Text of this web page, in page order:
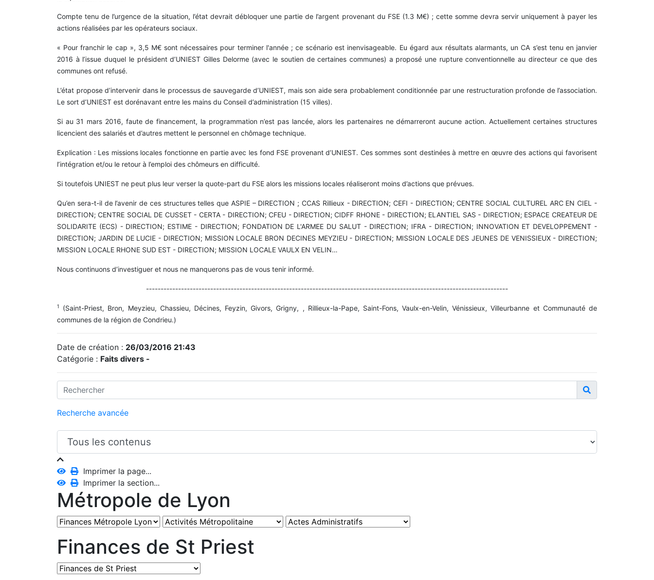
Compte tenu de l’urgence de la situation, l’état devrait débloquer une partie de l’argent provenant du FSE (1.3 M€) ; cette somme devra servir uniquement à payer les
actions réalisées par les opérateurs sociaux.
« Pour franchir le cap », 3,5 M€ sont nécessaires pour terminer l'année ; ce scénario est inenvisageable. Eu égard aux résultats alarmants, un CA s’est tenu en janvier
2016 à l’issue duquel le président d’UNIEST Gilles Delorme (avec le soutien de certaines communes) a proposé une rupture conventionnelle au directeur ce que des
communes ont refusé.
L’état propose d’intervenir dans le processus de sauvegarde d’UNIEST, mais son aide sera probablement conditionnée par une restructuration profonde de l’association.
Le sort d’UNIEST est dorénavant entre les mains du Conseil d’administration (15 villes).
Si au 31 mars 2016, faute de financement, la programmation n’est pas lancée, alors les partenaires ne démarreront aucune action. Actuellement certaines structures
licencient des salariés et d’autres mettent le personnel en chômage technique.
Explication : Les missions locales fonctionne en partie avec les fond FSE provenant d’UNIEST. Ces sommes sont destinées à mettre en œuvre des actions qui favorisent
l’intégration et/ou le retour à l’emploi des chômeurs en difficulté.
Si toutefois UNIEST ne peut plus leur verser la quote-part du FSE alors les missions locales réaliseront moins d’actions que prévues.
Qu’en sera-t-il de l’avenir de ces structures telles que ASPIE – DIRECTION ; CCAS Rillieux - DIRECTION; CEFI - DIRECTION; CENTRE SOCIAL CULTUREL ARC EN CIEL -
DIRECTION; CENTRE SOCIAL DE CUSSET - CERTA - DIRECTION; CFEU - DIRECTION; CIDFF RHONE - DIRECTION; ELANTIEL SAS - DIRECTION; ESPACE CREATEUR DE
SOLIDARITE (ECS) - DIRECTION; ESTIME - DIRECTION; FONDATION DE L'ARMEE DU SALUT - DIRECTION; IFRA - DIRECTION; INNOVATION ET DEVELOPPEMENT -
DIRECTION; JARDIN DE LUCIE - DIRECTION; MISSION LOCALE BRON DECINES MEYZIEU - DIRECTION; MISSION LOCALE DES JEUNES DE VENISSIEUX - DIRECTION;
MISSION LOCALE RHONE SUD EST - DIRECTION; MISSION LOCALE VAULX EN VELIN…
Nous continuons d’investiguer et nous ne manquerons pas de vous tenir informé.
----------------------------------------------------------------------------------------------------------------------------
1
(Saint-Priest, Bron, Meyzieu, Chassieu, Décines, Feyzin, Givors, Grigny, , Rillieux-la-Pape, Saint-Fons, Vaulx-en-Velin, Vénissieux, Villeurbanne et Communauté de
communes de la région de Condrieu.)
Date de création : 26/03/2016 21:43
Catégorie : Faits divers -
Recherche avancée
Imprimer la page...
Imprimer la section...
Métropole de Lyon
Finances de St Priest